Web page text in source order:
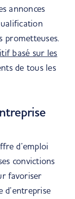
annonces
prometteuses.
basé sur les
de tous les
d’emploi
convictions
favoriser